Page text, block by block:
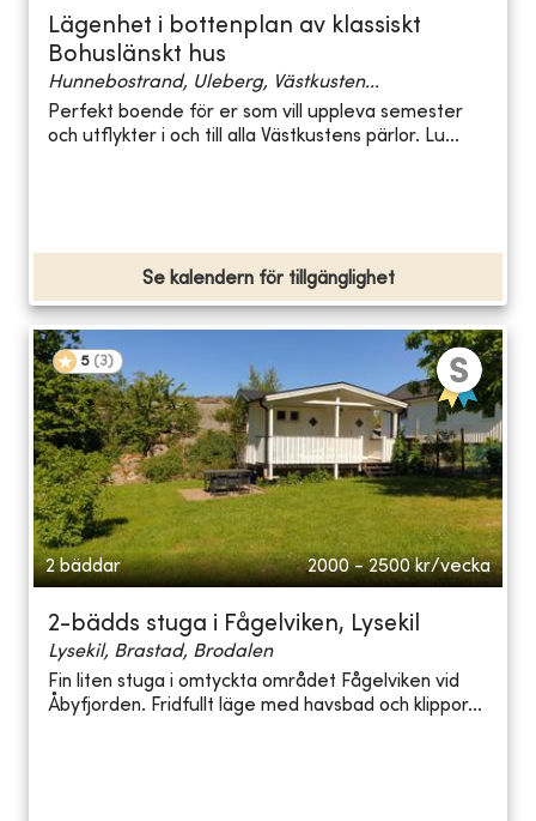
Lägenhet i bottenplan av klassiskt
Bohuslänskt hus
Hunnebostrand, Uleberg, Västkusten...
Perfekt boende för er som vill uppleva semester
och utflykter i och till alla Västkustens pärlor. Lu...
Se kalendern för tillgänglighet
5 (3)
2 bäddar 2000 - 2500 kr/vecka
2-bädds stuga i Fågelviken, Lysekil
Lysekil, Brastad, Brodalen
Fin liten stuga i omtyckta området Fågelviken vid
Åbyfjorden. Fridfullt läge med havsbad och klippor...